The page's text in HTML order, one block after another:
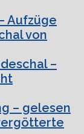
Aufzüge
von
–
– gelesen